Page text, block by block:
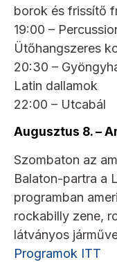
borok és frissítő
19:00 –
Ütőhangszeres
20:30 –
Latin dallamok
22:00 – Utcabál
Augusztus 8. –
Szombaton az
Balaton-partra a
programban
rockabilly zene,
látványos
Programok ITT